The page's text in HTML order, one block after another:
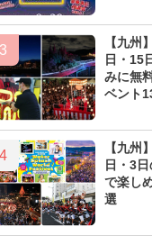
3
【九州
日・15
みに無
ベント
4
【九州
日・3
で楽し
選